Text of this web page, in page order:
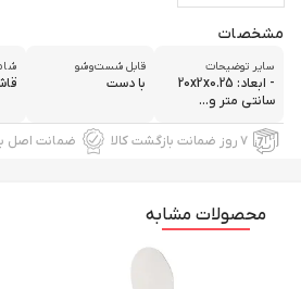
مشخصات
سایر توضیحات
- ابعاد: 20x2x0.25
سانتی متر و...
قابل شست‌و‌شو
با دست
۷ روز ضمانت بازگشت کالا ضمانت اصل
محصولات مشابه